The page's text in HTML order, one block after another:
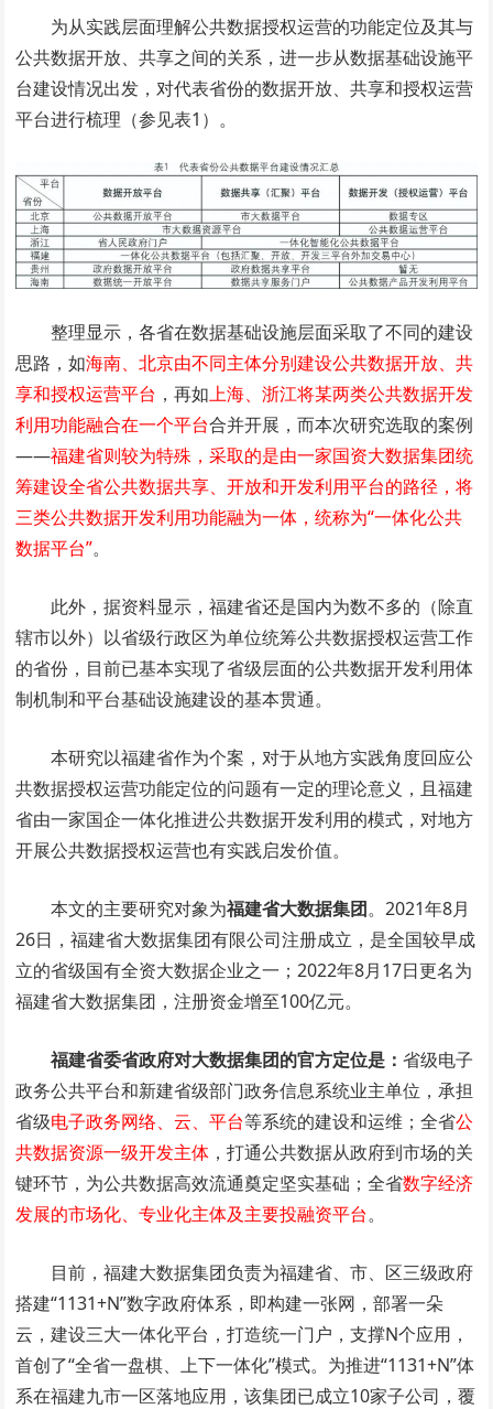
为从实践层面理解公共数据授权运营的功能定位及其与
公共数据开放、共享之间的关系，进一步从数据基础设施平
台建设情况出发，对代表省份的数据开放、共享和授权运营
平台进行梳理（参见表1）。
整理显示，各省在数据基础设施层面采取了不同的建设
思路，如海南、北京由不同主体分别建设公共数据开放、共
享和授权运营平台 ，再如上海、浙江将某两类公共数据开发
利用功能融合在一个平台合并开展，而本次研究选取的案例
——福建省则较为特殊，采取的是由一家国资大数据集团统
筹建设全省公共数据共享、开放和开发利用平台的路径，将
三类公共数据开发利用功能融为一体，统称为“一体化公共
数据平台”。
此外，据资料显示，福建省还是国内为数不多的（除直
辖市以外）以省级行政区为单位统筹公共数据授权运营工作
的省份，目前已基本实现了省级层面的公共数据开发利用体
制机制和平台基础设施建设的基本贯通。
本研究以福建省作为个案，对于从地方实践角度回应公
共数据授权运营功能定位的问题有一定的理论意义，且福建
省由一家国企一体化推进公共数据开发利用的模式，对地方
开展公共数据授权运营也有实践启发价值。
本文的主要研究对象为福建省大数据集团。2021年8月
26日，福建省大数据集团有限公司注册成立，是全国较早成
立的省级国有全资大数据企业之一；2022年8月17日更名为
福建省大数据集团，注册资金增至100亿元。
福建省委省政府对大数据集团的官方定位是：省级电子
政务公共平台和新建省级部门政务信息系统业主单位，承担
省级电子政务网络、云、平台等系统的建设和运维；全省公
共数据资源一级开发主体 ，打通公共数据从政府到市场的关
键环节，为公共数据高效流通奠定坚实基础；全省数字经济
发展的市场化、专业化主体及主要投融资平台。
目前，福建大数据集团负责为福建省、市、区三级政府
搭建“1131+N”数字政府体系，即构建一张网，部署一朵
云，建设三大一体化平台，打造统一门户，支撑N个应用，
首创了“全省一盘棋、上下一体化”模式。为推进“1131+N”体
系在福建九市一区落地应用，该集团已成立10家子公司，覆